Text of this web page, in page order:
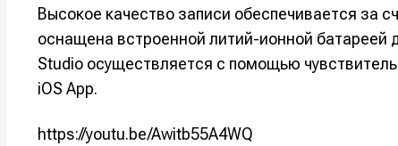
Высокое качество записи обеспечивается за
оснащена встроенной литий-ионной батареей
Studio осуществляется с помощью
iOS App.
https://youtu.be/Awitb55A4WQ